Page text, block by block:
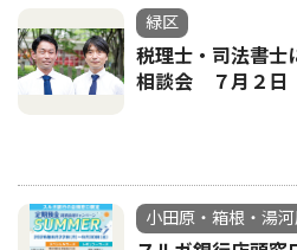
緑区
税理士・司法書
相談会 ７月２日
小田原・箱根・湯